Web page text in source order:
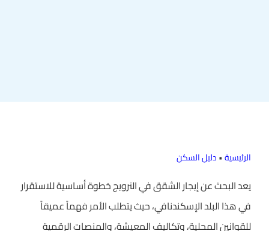
الرئيسية•دليل السكن
يعد البحث عن إيجار الشقق في النرويج خطوة أساسية للاستقرار
في هذا البلد الإسكندنافي، حيث يتطلب الأمر فهماً عميقاً
للقوانين المحلية، وتكاليف المعيشة، والمنصات الرقمية